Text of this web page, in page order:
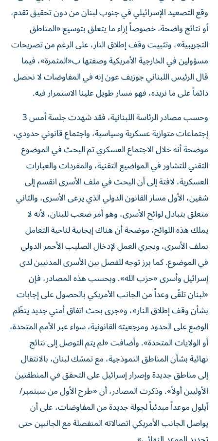
وقع التصعيد الإسرائيلي في جنوب لبنان من دون تحقيق تقدم،
أو نتائج واضحة، خصوصاً إزاء ما يتعلق بتوسيع «المناطق
التجريبية»، وتثبيت وقف إطلاق النار، على الرغم من تصريحات
مسؤولين في الخارجية الأمريكية وصفتها ب«المثمرة»، فيما
قال الرئيس اللبناني جوزيف عون إنه في المفاوضات لا نحصل
دائماً على ما نريده، فهو مسار طويل علينا الاستمرار فيه.
وحسب مصادر الرئاسة اللبنانية، فقد شهدت جلسة أمس 3
إجتماعات متوازية عسكرية وسياسية، واجتماع قانوني حدودي،
موضحة أنه خلال الاجتماع العسكري تم البحث في الموضوع
التقني للتشاور في المواضيع التقنية، والمفردات والعبارات
العسكرية، لافتة إلى أن البحث في ملف الأسرى انقسم إلى
شقين، الأول مسار القانون الدولي الذي يرعى الأسرى، والثاني
متعلق بتبادل لوائح الأسرى، وهو أمر صعب للبنان، لأنه لا
يملك هذه اللوائح، موضحة أن هناك إيجابية لناحية التعامل
بملف الأسرى، ويجري العمل لإدخال الصليب الأحمر الدولي
في الموضوع. كما برز توجه للفصل بين الأسرى المدنيين لدى
إسرائيل وأسرى «حزب الله». وبحسب هذه المصادر، فإن
«لبنان تلقّى وعداً من الجانب الأمريكي بالحصول على إجابات
بشأن وقف إطلاق النار»، و«جرى بحث اتفاق أمني جديد ينظّم
الوضع على الحدود ومرجعيته القانونية، سواء عبر الأمم المتحدة،
أو ​الولايات المتحدة​». وأضافت «لم يتم التوصل إلى نتائج
نهائية بشأن المناطق النموذجية، مع تمسّك لبنان، بالانتقال
إلى مناطق جديدة وإصرار إسرائيل على التحقق في المنطقتين
الأوليين أولاً». وذكرت المصادر، أن «طرح الأول من سبتمبر/
أيلول موعداً مبدئياً لجولة جديدة من المفاوضات، على أن
يواصل الجانب الأمريكي اتصالاته المنفصلة مع الجانبين حتى